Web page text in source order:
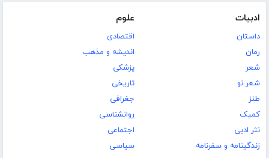
ادبیات
داستان
رمان
شعر
شعر نو
طنز
کمیک
نثر ادبی
زندگینامه و سفرنامه
علوم
اقتصادی
اندیشه و مذهب
پزشکی
تاریخی
جغرافی
روانشناسی
اجتماعی
سیاسی